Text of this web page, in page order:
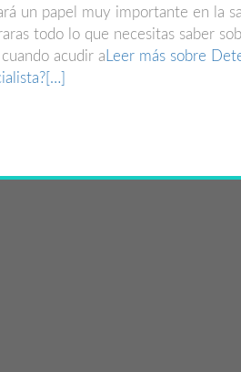
un papel muy importante en la
todo lo que necesitas saber
acudir a Leer más sobre
[…]